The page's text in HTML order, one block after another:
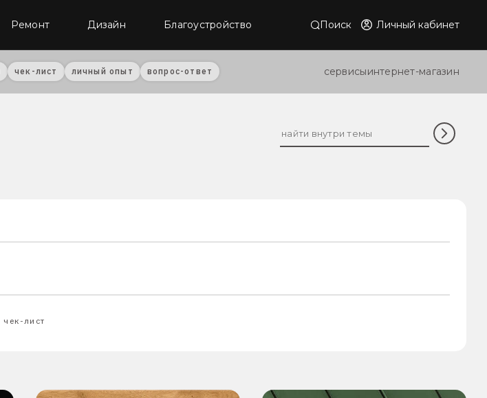
Ремонт Дизайн Благоустройство Поиск Личный кабинет
чек-лист личный опыт вопрос-ответ сервисыинтернет-магазин
чек-лист